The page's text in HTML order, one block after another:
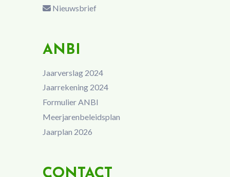
Nieuwsbrief
ANBI
Jaarverslag 2024
Jaarrekening 2024
Formulier ANBI
Meerjarenbeleidsplan
Jaarplan 2026
CONTACT